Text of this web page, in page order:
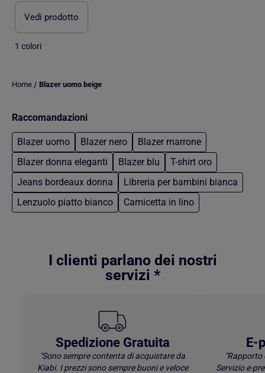
Vedi prodotto
1 colori
Home / Blazer uomo beige
Raccomandazioni
Blazer uomo Blazer nero
Blazer marrone
Blazer donna eleganti
Blazer blu
T-shirt oro
Jeans bordeaux donna
Libreria per bambini bianca
Lenzuolo piatto bianco
Camicetta in lino
I clienti parlano dei nostri
servizi *
Spedizione Gratuita
"Sono sempre contenta di acquistare da
Kiabi. I prezzi sono sempre buoni e veloce
E-
Servizio e-